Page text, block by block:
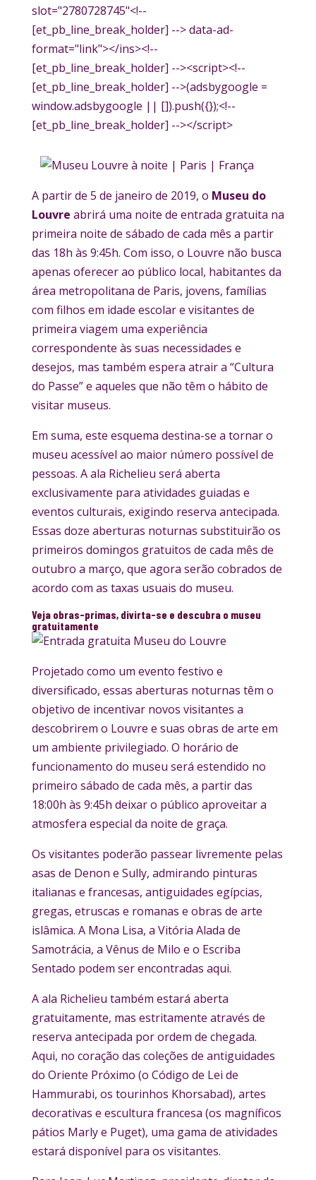
slot="2780728745"<!--
[et_pb_line_break_holder] --> data-ad-
format="link"></ins><!--
[et_pb_line_break_holder] --><script><!--
[et_pb_line_break_holder] -->(adsbygoogle =
window.adsbygoogle || []).push({});<!--
[et_pb_line_break_holder] --></script>
A partir de 5 de janeiro de 2019, o Museu do
Louvre abrirá uma noite de entrada gratuita na
primeira noite de sábado de cada mês a partir
das 18h às 9:45h. Com isso, o Louvre não busca
apenas oferecer ao público local, habitantes da
área metropolitana de Paris, jovens, famílias
com filhos em idade escolar e visitantes de
primeira viagem uma experiência
correspondente às suas necessidades e
desejos, mas também espera atrair a “Cultura
do Passe” e aqueles que não têm o hábito de
visitar museus.
Em suma, este esquema destina-se a tornar o
museu acessível ao maior número possível de
pessoas. A ala Richelieu será aberta
exclusivamente para atividades guiadas e
eventos culturais, exigindo reserva antecipada.
Essas doze aberturas noturnas substituirão os
primeiros domingos gratuitos de cada mês de
outubro a março, que agora serão cobrados de
acordo com as taxas usuais do museu.
Veja obras-primas, divirta-se e descubra o museu
gratuitamente
Projetado como um evento festivo e
diversificado, essas aberturas noturnas têm o
objetivo de incentivar novos visitantes a
descobrirem o Louvre e suas obras de arte em
um ambiente privilegiado. O horário de
funcionamento do museu será estendido no
primeiro sábado de cada mês, a partir das
18:00h às 9:45h deixar o público aproveitar a
atmosfera especial da noite de graça.
Os visitantes poderão passear livremente pelas
asas de Denon e Sully, admirando pinturas
italianas e francesas, antiguidades egípcias,
gregas, etruscas e romanas e obras de arte
islâmica. A Mona Lisa, a Vitória Alada de
Samotrácia, a Vênus de Milo e o Escriba
Sentado podem ser encontradas aqui.
A ala Richelieu também estará aberta
gratuitamente, mas estritamente através de
reserva antecipada por ordem de chegada.
Aqui, no coração das coleções de antiguidades
do Oriente Próximo (o Código de Lei de
Hammurabi, os tourinhos Khorsabad), artes
decorativas e escultura francesa (os magníficos
pátios Marly e Puget), uma gama de atividades
estará disponível para os visitantes.